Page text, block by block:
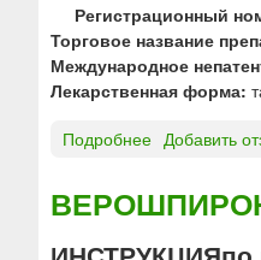
»
л
е
т
к
а
л
е
Л
О
Д
И
т
а
б
Регистрационный
Торговое название
Международное
Лекарственная форма:
Подробнее
р
Добавить
ВЕРОШПИРОН